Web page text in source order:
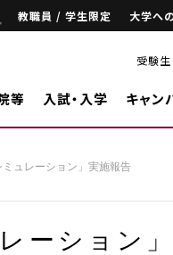
教職員 / 学生限定 大学へ
受験生
等 入試・入学 キャン
ュレーション」実施報告
ーション